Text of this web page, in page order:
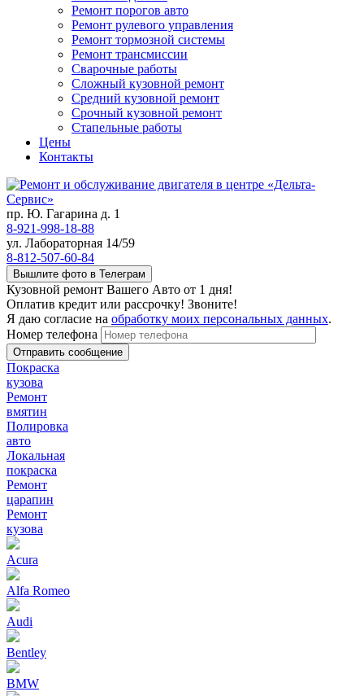
Ремонт порогов авто
Ремонт рулевого управления
Ремонт тормозной системы
Ремонт трансмиссии
Сварочные работы
Сложный кузовной ремонт
Средний кузовной ремонт
Срочный кузовной ремонт
Стапельные работы
Цены
Контакты
пр. Ю. Гагарина д. 1
8-921-998-18-88
ул. Лабораторная 14/59
8-812-507-60-84
Вышлите фото в Телеграм
Кузовной ремонт Вашего Авто от 1 дня!
Оплатив кредит или рассрочку! Звоните!
Я даю согласие на обработку моих персональных данных.
Номер телефона
Покраска
кузова
Ремонт
вмятин
Полировка
авто
Локальная
покраска
Ремонт
царапин
Ремонт
кузова
Acura
Alfa Romeo
Audi
Bentley
BMW